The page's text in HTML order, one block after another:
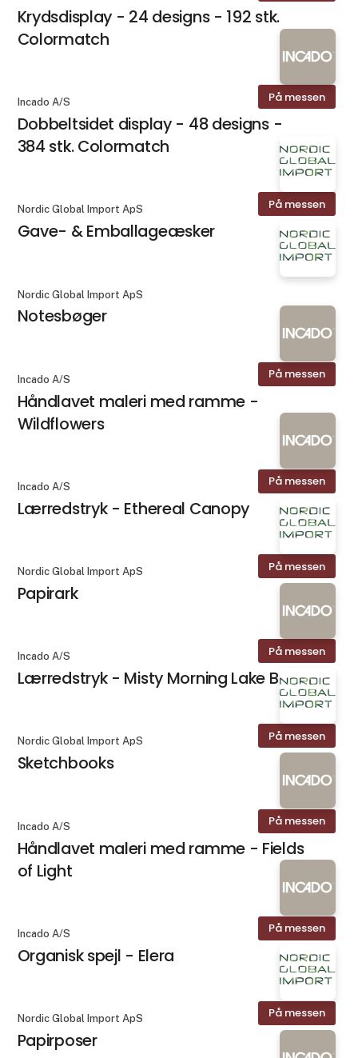
Krydsdisplay - 24 designs - 192 stk.
Colormatch
På messen
Incado A/S
Dobbeltsidet display - 48 designs -
384 stk. Colormatch
På messen
Nordic Global Import ApS
Gave- & Emballageæsker
Nordic Global Import ApS
Notesbøger
På messen
Incado A/S
Håndlavet maleri med ramme -
Wildflowers
På messen
Incado A/S
Lærredstryk - Ethereal Canopy
På messen
Nordic Global Import ApS
Papirark
På messen
Incado A/S
Lærredstryk - Misty Morning Lake Boat
På messen
Nordic Global Import ApS
Sketchbooks
På messen
Incado A/S
Håndlavet maleri med ramme - Fields
of Light
På messen
Incado A/S
Organisk spejl - Elera
På messen
Nordic Global Import ApS
Papirposer